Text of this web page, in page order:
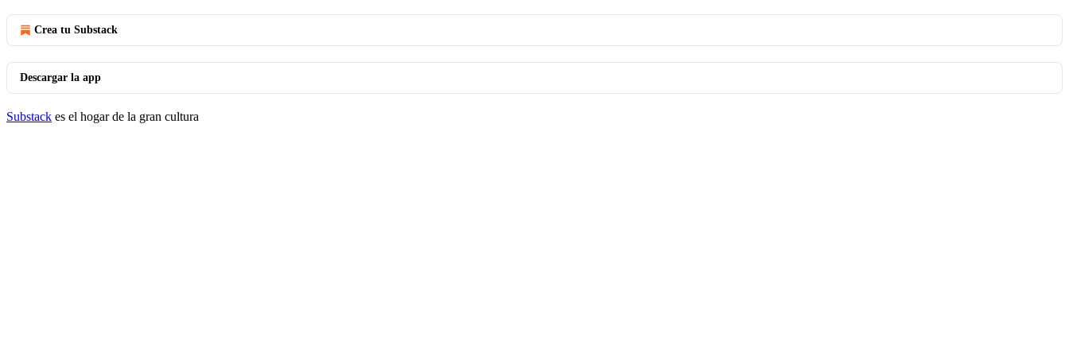
Crea tu Substack
Descargar la app
Substack es el hogar de la gran cultura